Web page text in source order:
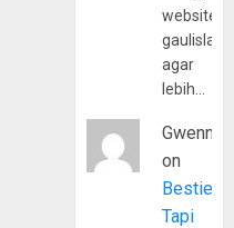
website
agar
lebih…
Gwenny
on
Bestie
Tapi